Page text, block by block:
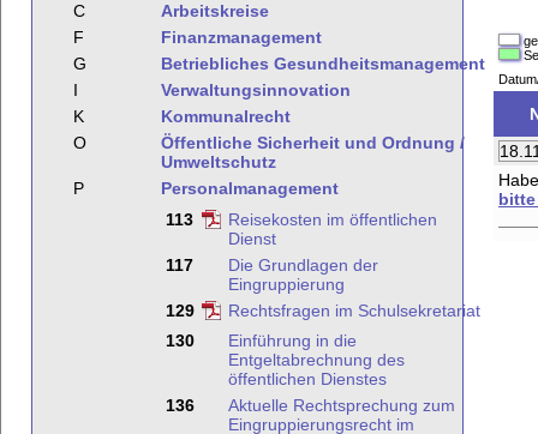
C
Arbeitskreise
F
Finanzmanagement
G
Betriebliches Gesundheitsmanagement
I
Verwaltungsinnovation
K
Kommunalrecht
O
Öffentliche Sicherheit und Ordnung /
Umweltschutz
P
Personalmanagement
113
Reisekosten im öffentlichen
Dienst
117
Die Grundlagen der
Eingruppierung
129
Rechtsfragen im Schulsekretariat
130
Einführung in die
Entgeltabrechnung des
öffentlichen Dienstes
136
Aktuelle Rechtsprechung zum
Eingruppierungsrecht im
bitte